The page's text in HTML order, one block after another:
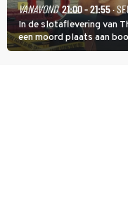
VANAVOND 21:00 - 21:55·
In de slotaflevering van
een moord plaats aan
een bemanningslid het